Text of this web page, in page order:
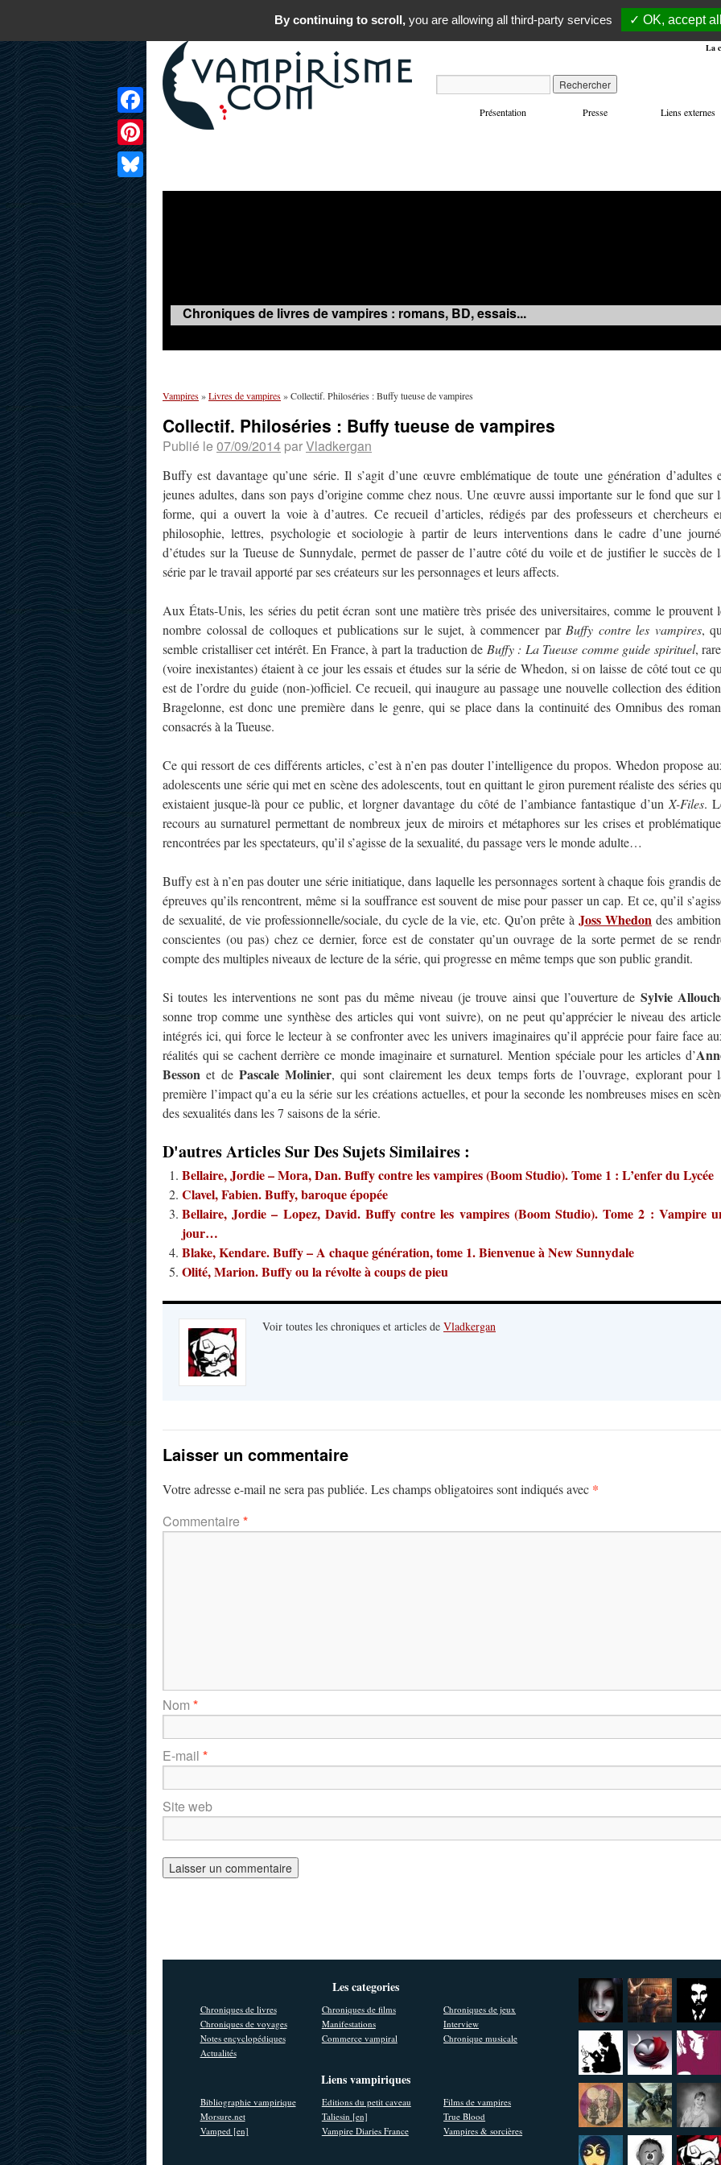
La
Présentation Presse Liens externes
Chroniques de livres de vampires : romans, BD, essais...
Vampires»Livres de vampires»Collectif. Philoséries : Buffy tueuse de vampires
Collectif. Philoséries : Buffy tueuse de vampires
Publié le 07/09/2014 parVladkergan
Buffy est davantage qu’une série. Il s’agit d’une œuvre emblématique de toute une génération d’adultes
jeunes adultes, dans son pays d’origine comme chez nous. Une œuvre aussi importante sur le fond que sur
forme, qui a ouvert la voie à d’autres. Ce recueil d’articles, rédigés par des professeurs et chercheurs
philosophie, lettres, psychologie et sociologie à partir de leurs interventions dans le cadre d’une
d’études sur la Tueuse de Sunnydale, permet de passer de l’autre côté du voile et de justifier le succès de
série par le travail apporté par ses créateurs sur les personnages et leurs affects.
Aux États-Unis, les séries du petit écran sont une matière très prisée des universitaires, comme le prouvent
nombre colossal de colloques et publications sur le sujet, à commencer par Buffy contre les vampires,
semble cristalliser cet intérêt. En France, à part la traduction de Buffy : La Tueuse comme guide spirituel,
(voire inexistantes) étaient à ce jour les essais et études sur la série de Whedon, si on laisse de côté tout ce
est de l’ordre du guide (non-)officiel. Ce recueil, qui inaugure au passage une nouvelle collection des
Bragelonne, est donc une première dans le genre, qui se place dans la continuité des Omnibus des
consacrés à la Tueuse.
Ce qui ressort de ces différents articles, c’est à n’en pas douter l’intelligence du propos. Whedon propose
adolescents une série qui met en scène des adolescents, tout en quittant le giron purement réaliste des séries
existaient jusque-là pour ce public, et lorgner davantage du côté de l’ambiance fantastique d’un X-Files.
recours au surnaturel permettant de nombreux jeux de miroirs et métaphores sur les crises et
rencontrées par les spectateurs, qu’il s’agisse de la sexualité, du passage vers le monde adulte…
Buffy est à n’en pas douter une série initiatique, dans laquelle les personnages sortent à chaque fois grandis
épreuves qu’ils rencontrent, même si la souffrance est souvent de mise pour passer un cap. Et ce, qu’il
de sexualité, de vie professionnelle/sociale, du cycle de la vie, etc. Qu’on prête àJoss Whedon des
conscientes (ou pas) chez ce dernier, force est de constater qu’un ouvrage de la sorte permet de se
compte des multiples niveaux de lecture de la série, qui progresse en même temps que son public grandit.
Si toutes les interventions ne sont pas du même niveau (je trouve ainsi que l’ouverture de Sylvie
sonne trop comme une synthèse des articles qui vont suivre), on ne peut qu’apprécier le niveau des
intégrés ici, qui force le lecteur à se confronter avec les univers imaginaires qu’il apprécie pour faire face
réalités qui se cachent derrière ce monde imaginaire et surnaturel. Mention spéciale pour les articles d’
Besson et de Pascale Molinier, qui sont clairement les deux temps forts de l’ouvrage, explorant pour
première l’impact qu’a eu la série sur les créations actuelles, et pour la seconde les nombreuses mises en
des sexualités dans les 7 saisons de la série.
D'autres Articles Sur Des Sujets Similaires :
Bellaire, Jordie – Mora, Dan. Buffy contre les vampires (Boom Studio). Tome 1 : L’enfer du Lycée
Clavel, Fabien. Buffy, baroque épopée
Bellaire, Jordie – Lopez, David. Buffy contre les vampires (Boom Studio). Tome 2 : Vampire
jour…
Blake, Kendare. Buffy – A chaque génération, tome 1. Bienvenue à New Sunnydale
Olité, Marion. Buffy ou la révolte à coups de pieu
Voir toutes les chroniques et articles de Vladkergan
Laisser un commentaire
Votre adresse e-mail ne sera pas publiée. Les champs obligatoires sont indiqués avec *
Commentaire *
Nom *
E-mail *
Site web
Facebook
Pinterest
Bluesky
Les categories
Chroniques de livres Chroniques de films
Chroniques de jeux
Chroniques de voyages
Manifestations
Interview
Notes encyclopédiques
Commerce vampiral
Chronique musicale
Actualités
Liens vampiriques
Bibliographie vampirique Editions du petit caveau
Films de vampires
Morsure.net
Taliesin [en]
True Blood
Vamped [en]
Vampire Diaries France Vampires & sorcières
By continuing to scroll,you are allowing all third-party services ✓ OK, accept